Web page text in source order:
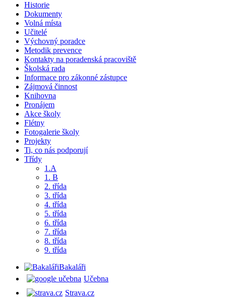
Historie
Dokumenty
Volná místa
Učitelé
Výchovný poradce
Metodik prevence
Kontakty na poradenská pracoviště
Školská rada
Informace pro zákonné zástupce
Zájmová činnost
Knihovna
Pronájem
Akce školy
Flétny
Fotogalerie školy
Projekty
Ti, co nás podporují
Třídy
1.A
1. B
2. třída
3. třída
4. třída
5. třída
6. třída
7. třída
8. třída
9. třída
Bakaláři
Učebna
Strava.cz